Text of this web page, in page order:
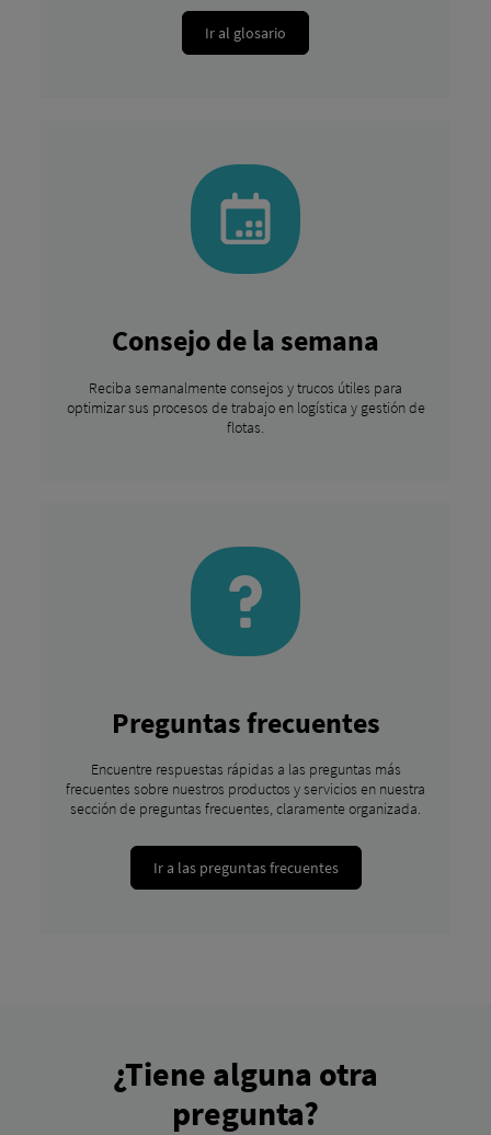
Ir al glosario
Consejo de la semana
Reciba semanalmente consejos y trucos útiles para
optimizar sus procesos de trabajo en logística y gestión de
flotas.
Preguntas frecuentes
Encuentre respuestas rápidas a las preguntas más
frecuentes sobre nuestros productos y servicios en nuestra
sección de preguntas frecuentes, claramente organizada.
Ir a las preguntas frecuentes
¿Tiene alguna otra
pregunta?